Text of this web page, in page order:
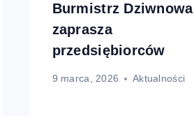
Burmistrz Dziwnowa
zaprasza
przedsiębiorców
9 marca, 2026 Aktualności